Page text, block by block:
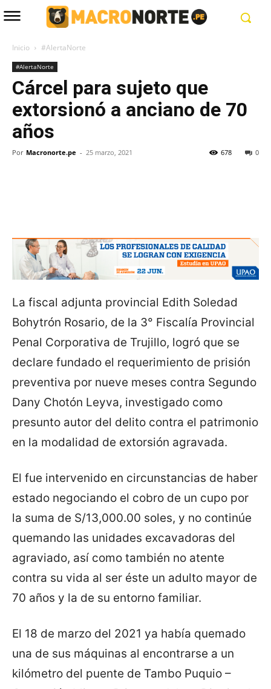
Inicio #AlertaNorte
#AlertaNorte
Cárcel para sujeto que
extorsionó a anciano de 70
años
Por Macronorte.pe - 25 marzo, 2021 0
678
La fiscal adjunta provincial Edith Soledad
Bohytrón Rosario, de la 3° Fiscalía Provincial
Penal Corporativa de Trujillo, logró que se
declare fundado el requerimiento de prisión
preventiva por nueve meses contra Segundo
Dany Chotón Leyva, investigado como
presunto autor del delito contra el patrimonio
en la modalidad de extorsión agravada.
El fue intervenido en circunstancias de haber
estado negociando el cobro de un cupo por
la suma de S/13,000.00 soles, y no continúe
quemando las unidades excavadoras del
agraviado, así como también no atente
contra su vida al ser éste un adulto mayor de
70 años y la de su entorno familiar.
El 18 de marzo del 2021 ya había quemado
una de sus máquinas al encontrarse a un
kilómetro del puente de Tambo Puquio –